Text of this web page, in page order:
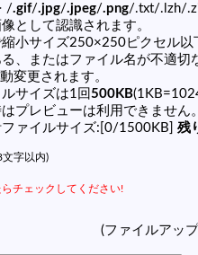
/.gif/.jpg/.jpeg/.png/.txt/.lzh/
として認識されます。
小サイズ250×250ピクセル以
、またはファイル名が不適切
更されます。
サイズは1回 500KB
プレビューは利用できません
ァイルサイズ:[0/1500KB] 残
文字以内)
チェックしてください!
(ファイルアッ